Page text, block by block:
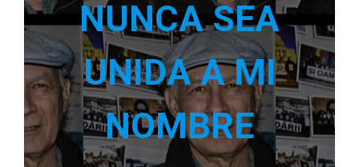
NUNCA SEA
UNIDA A MI
NOMBRE